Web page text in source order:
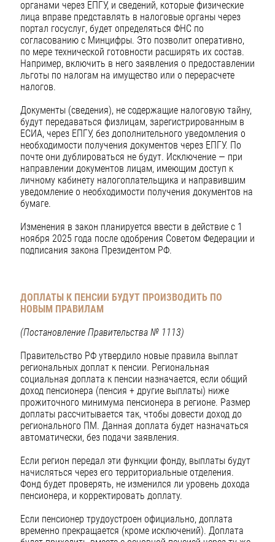
органами через ЕПГУ, и сведений, которые физические
лица вправе представлять в налоговые органы через
портал госуслуг, будет определяться ФНС по
согласованию с Минцифры. Это позволит оперативно,
по мере технической готовности расширять их состав.
Например, включить в него заявления о предоставлении
льготы по налогам на имущество или о перерасчете
налогов.
Документы (сведения), не содержащие налоговую тайну,
будут передаваться физлицам, зарегистрированным в
ЕСИА, через ЕПГУ, без дополнительного уведомления о
необходимости получения документов через ЕПГУ. По
почте они дублироваться не будут. Исключение — при
направлении документов лицам, имеющим доступ к
личному кабинету налогоплательщика и направившим
уведомление о необходимости получения документов на
бумаге.
Изменения в закон планируется ввести в действие с 1
ноября 2025 года после одобрения Советом Федерации и
подписания закона Президентом РФ.
ДОПЛАТЫ К ПЕНСИИ БУДУТ ПРОИЗВОДИТЬ ПО
НОВЫМ ПРАВИЛАМ
(Постановление Правительства № 1113)
Правительство РФ утвердило новые правила выплат
региональных доплат к пенсии. Региональная
социальная доплата к пенсии назначается, если общий
доход пенсионера (пенсия + другие выплаты) ниже
прожиточного минимума пенсионера в регионе. Размер
доплаты рассчитывается так, чтобы довести доход до
регионального ПМ. Данная доплата будет назначаться
автоматически, без подачи заявления.
Если регион передал эти функции фонду, выплаты будут
начисляться через его территориальные отделения.
Фонд будет проверять, не изменился ли уровень дохода
пенсионера, и корректировать доплату.
Если пенсионер трудоустроен официально, доплата
временно прекращается (кроме исключений). Доплата